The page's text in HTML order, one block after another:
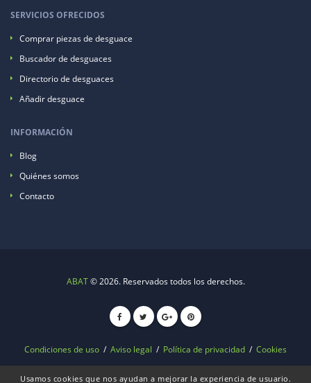
SERVICIOS OFRECIDOS
Comprar piezas de desguace
Buscador de desguaces
Directorio de desguaces
Añadir desguace
INFORMACIÓN
Blog
Quiénes somos
Contacto
ABAT© 2026. Reservados todos los derechos.
Condiciones de uso / Aviso legal / Política de privacidad / Cookies
Usamos cookies que nos ayudan a mejorar la experiencia de usuario.